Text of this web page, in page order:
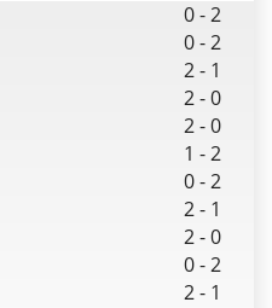
0-2
0-2
2- 1
2-0
2-0
1 -2
0-2
2- 1
2-0
0-2
2- 1